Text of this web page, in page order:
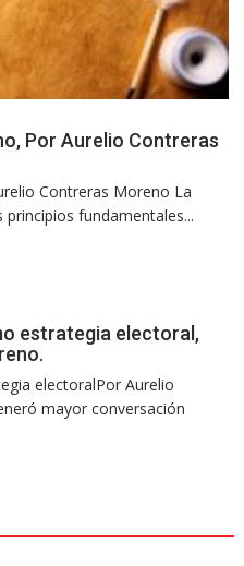
Por Aurelio Contreras
Contreras Moreno La
fundamentales...
estrategia electoral,
electoralPor Aurelio
mayor conversación